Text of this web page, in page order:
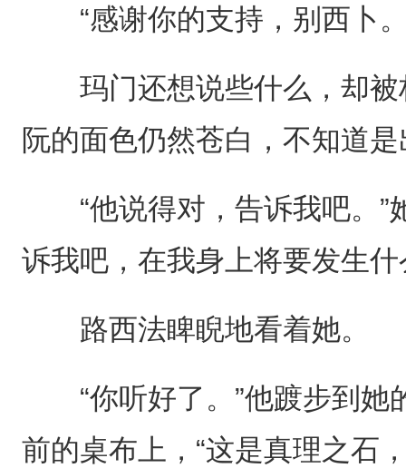
“感谢你的支持，别西卜。
玛门还想说些什么，却被
阮的面色仍然苍白，不知道
“他说得对，告诉我吧。”
诉我吧，在我身上将要发生什
路西法睥睨地看着她。
“你听好了。”他踱步到她
前的桌布上，“这是真理之石